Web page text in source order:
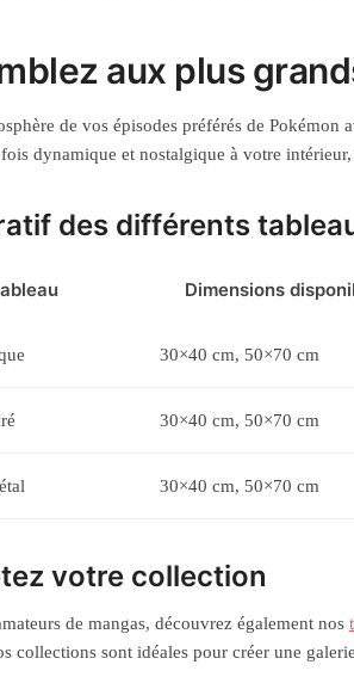
aux plus
de vos épisodes préférés de
dynamique et nostalgique à votre
des différents
Dimensions
30×40 cm, 50×70 cm
30×40 cm, 50×70 cm
30×40 cm, 50×70 cm
votre collection
de mangas, découvrez également nos
collections sont idéales pour créer une